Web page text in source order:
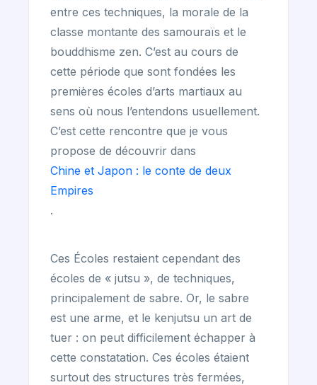
entre ces techniques, la morale de la
classe montante des samouraïs et le
bouddhisme zen. C’est au cours de
cette période que sont fondées les
premières écoles d’arts martiaux au
sens où nous l’entendons usuellement.
C’est cette rencontre que je vous
propose de découvrir dans
Chine et Japon : le conte de deux
Empires
.
Ces Écoles restaient cependant des
écoles de « jutsu », de techniques,
principalement de sabre. Or, le sabre
est une arme, et le kenjutsu un art de
tuer : on peut difficilement échapper à
cette constatation. Ces écoles étaient
surtout des structures très fermées,